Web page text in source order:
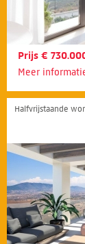
Prijs €
Meer
Halfvrijstaande